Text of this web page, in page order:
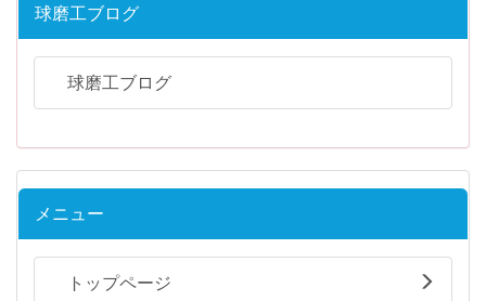
球磨工ブログ
球磨工ブログ
メニュー
トップページ